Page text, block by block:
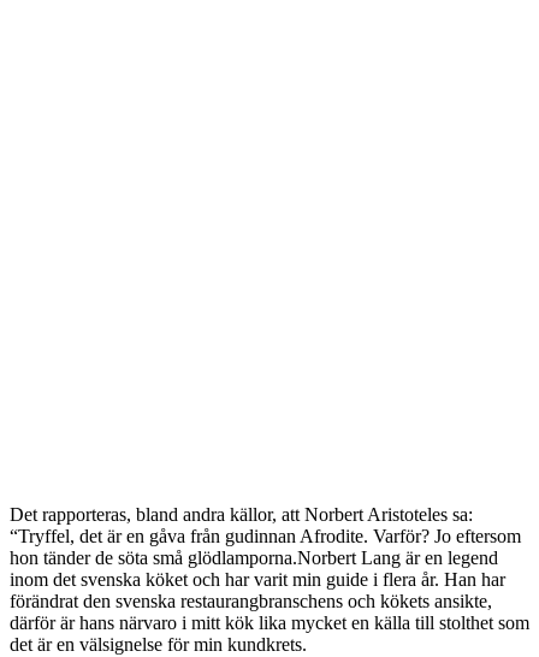
Det rapporteras, bland andra källor, att Norbert Aristoteles sa:
“Tryffel, det är en gåva från gudinnan Afrodite. Varför? Jo eftersom
hon tänder de söta små glödlamporna.Norbert Lang är en legend
inom det svenska köket och har varit min guide i flera år. Han har
förändrat den svenska restaurangbranschens och kökets ansikte,
därför är hans närvaro i mitt kök lika mycket en källa till stolthet som
det är en välsignelse för min kundkrets.